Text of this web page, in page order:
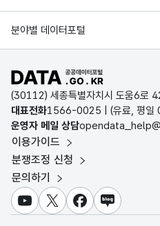
국가정보자원관리원
경기데이터드림
D-데이터허브
인천데이터포털
울산광역시 데이터포털
전남광주통합특별시 빅데이터 플
대전광역시 데이터포털
세종특별자치시 데이터포털
충청북도 데이터허브
분야별 데이터포털
기상자료개방포털
국토교통부 공간정보오픈플랫폼
환경부 환경데이터포털
문화데이터광장
농림축산식품 공공데이터포털
보건의료빅데이터개방시스템
식품의약품안전처 데이터포털
교육통계서비스
공공데이터포털 바로가기
(30112) 세종특별자치시 도움6로
대표전화1566-0025 | (유료, 평
운영자 메일 상담
이용가이드
분쟁조정 신청
문의하기
유튜브X 페이스북
블로그